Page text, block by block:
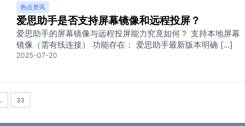
热点资讯
爱思助手是否支持屏幕镜像和远程投屏？
爱思助手的屏幕镜像与远程投屏能力究竟如何？ 支持本地屏幕
镜像（需有线连接） 功能存在： 爱思助手最新版本明确 [...]
2025-07-20
33